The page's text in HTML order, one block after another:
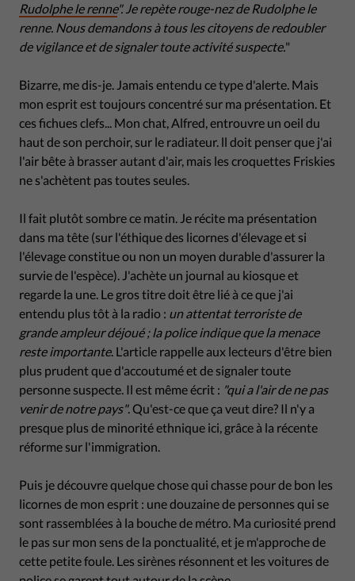
Rudolphe le renne". Je repète rouge-nez de Rudolphe le
renne. Nous demandons à tous les citoyens de redoubler
de vigilance et de signaler toute activité suspecte."
Bizarre, me dis-je. Jamais entendu ce type d'alerte. Mais
mon esprit est toujours concentré sur ma présentation. Et
ces fichues clefs... Mon chat, Alfred, entrouvre un oeil du
haut de son perchoir, sur le radiateur. ll doit penser que j'ai
l'air bête à brasser autant d'air, mais les croquettes Friskies
ne s'achètent pas toutes seules.
Il fait plutôt sombre ce matin. Je récite ma présentation
dans ma tête (sur l'éthique des licornes d'élevage et si
l'élevage constitue ou non un moyen durable d'assurer la
survie de l'espèce). J'achète un journal au kiosque et
regarde la une. Le gros titre doit être lié à ce que j'ai
entendu plus tôt à la radio : un attentat terroriste de
grande ampleur déjoué ; la police indique que la menace
reste importante. L'article rappelle aux lecteurs d'être bien
plus prudent que d'accoutumé et de signaler toute
personne suspecte. Il est même écrit : "qui a l'air de ne pas
venir de notre pays". Qu'est-ce que ça veut dire? Il n'y a
presque plus de minorité ethnique ici, grâce à la récente
réforme sur l'immigration.
Puis je découvre quelque chose qui chasse pour de bon les
licornes de mon esprit : une douzaine de personnes qui se
sont rassemblées à la bouche de métro. Ma curiosité prend
le pas sur mon sens de la ponctualité, et je m'approche de
cette petite foule. Les sirènes résonnent et les voitures de